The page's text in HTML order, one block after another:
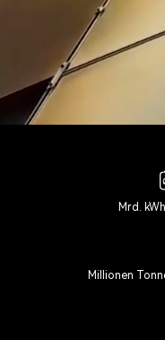
Mrd.
Millionen